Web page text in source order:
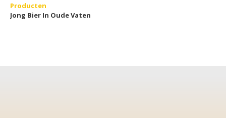
Producten
Jong Bier In Oude Vaten